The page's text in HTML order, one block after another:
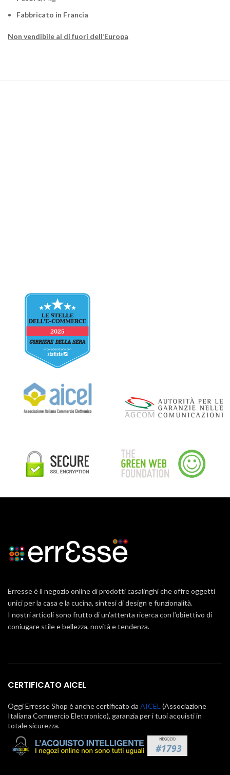
Fabbricato in Francia
Non vendibile al di fuori dell’Europa
Erresse è il negozio online di prodotti casalinghi che offre oggetti
unici per la casa e la cucina, sintesi di design e funzionalità.
I nostri articoli sono frutto di un’attenta ricerca con l’obiettivo di
coniugare stile e bellezza, novità e tendenza.
CERTIFICATO AICEL
Oggi Erresse Shop è anche certificato da AICEL (Associazione
Italiana Commercio Elettronico), garanzia per i tuoi acquisti in
totale sicurezza.